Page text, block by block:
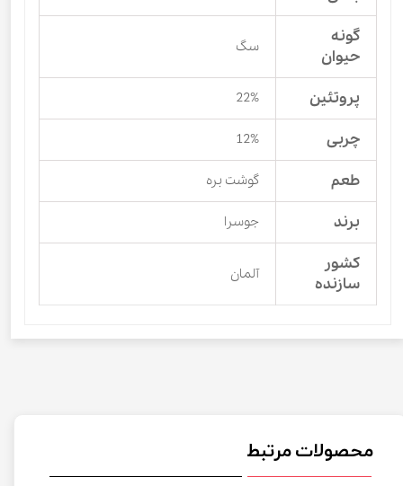
گونه
حیوان
سگ
پروتئین 22%
چربی 12%
طعم گوشت بره
برند جوسرا
کشور
سازنده
آلمان
محصولات مرتبط